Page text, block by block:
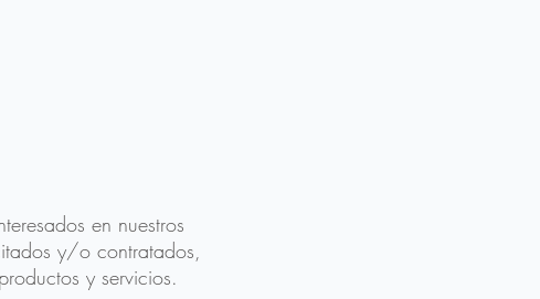
en nuestros
y/o contratados,
y servicios.